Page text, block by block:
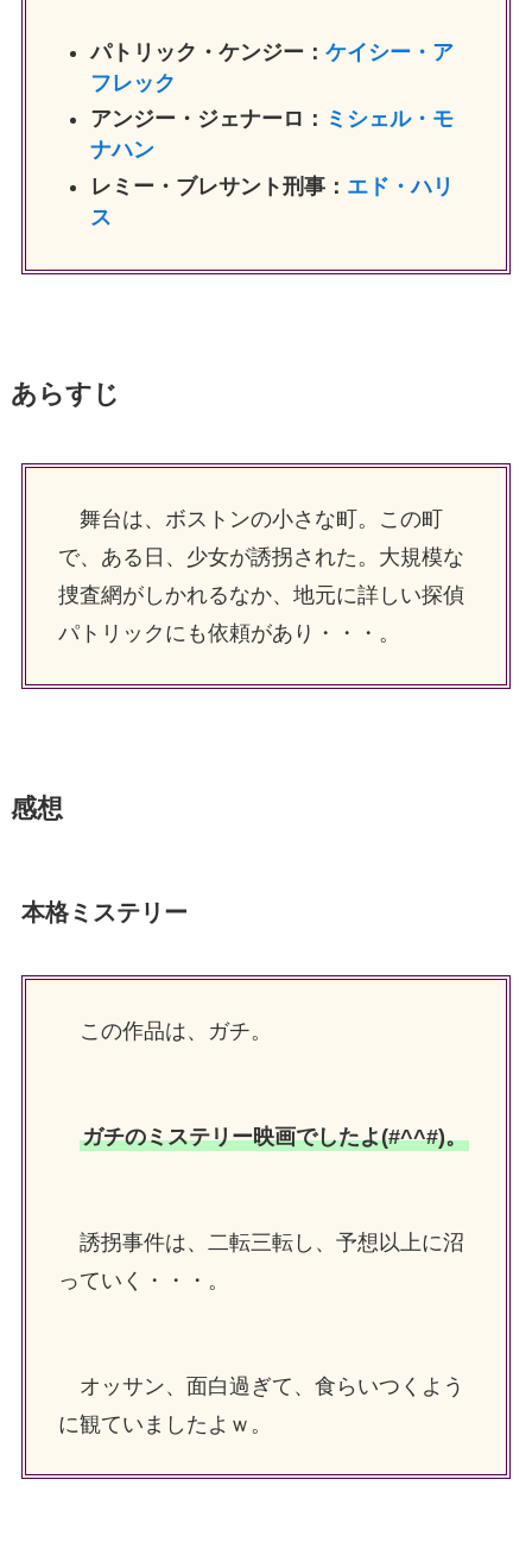
パトリック・ケンジー： ケイシー・ア
フレック
アンジー・ジェナーロ： ミシェル・モ
ナハン
レミー・ブレサント刑事： エド・ハリ
ス
あらすじ
舞台は、ボストンの小さな町。この町
で、ある日、少女が誘拐された。大規模な
捜査網がしかれるなか、地元に詳しい探偵
パトリックにも依頼があり・・・。
感想
本格ミステリー
この作品は、ガチ。
ガチのミステリー映画でしたよ(#^^#)。
誘拐事件は、二転三転し、予想以上に沼
っていく・・・。
オッサン、面白過ぎて、食らいつくよう
に観ていましたよｗ。